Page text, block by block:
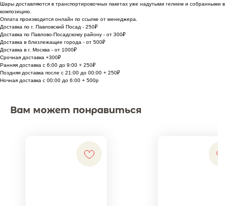
Шары доставляются в транспортировочных пакетах уже надутыми гелием и собранными в
композицию.
Оплата производится онлайн по ссылке от менеджера.
Доставка по г. Павловский Посад - 250₽
Доставка по Павлово-Посадскому району - от 300₽
Доставка в близлежащие города - от 500₽
Доставка в г. Москва - от 1000₽
Срочная доставка +300₽
Ранняя доставка с 6:00 до 9:00 + 250₽
Поздняя доставка после с 21:00 до 00:00 + 250₽
Ночная доставка с 00:00 до 6:00 + 500р
Вам может понравиться